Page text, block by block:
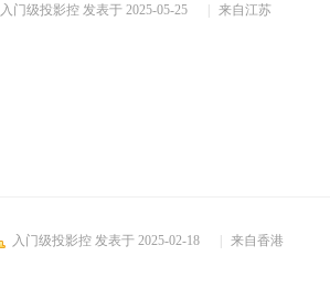
入门级投影控 发表于 2025-05-25 来自江苏
入门级投影控 发表于 2025-02-18 来自香港